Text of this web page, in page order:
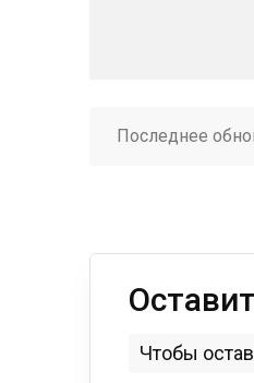
Последнее
Чтобы